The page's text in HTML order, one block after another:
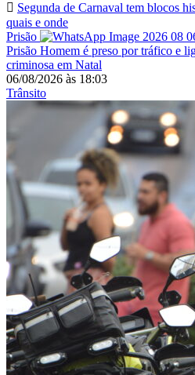
Segunda de Carnaval tem blocos
quais e onde
Prisão
Prisão Homem é preso por tráfico e
criminosa em Natal
06/08/2026 às 18:03
Trânsito